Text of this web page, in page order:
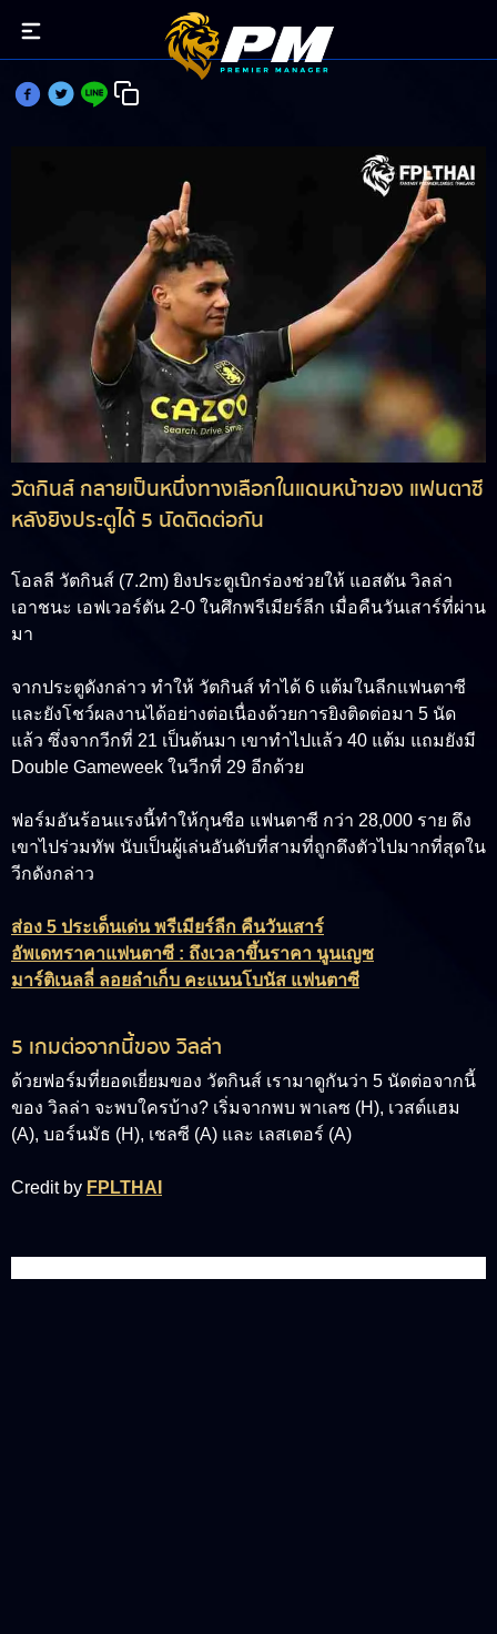
วัตกินส์ : อีกหนึ่งทางเลือกแดนหน้าแฟนตาซี
วัตกินส์ กลายเป็นหนึ่งทางเลือกในแดนหน้าของ แฟนตาซี
หลังยิงประตูได้ 5 นัดติดต่อกัน
โอลลี วัตกินส์ (7.2m) ยิงประตูเบิกร่องช่วยให้ แอสตัน วิลล่า
เอาชนะ เอฟเวอร์ตัน 2-0 ในศึกพรีเมียร์ลีก เมื่อคืนวันเสาร์ที่ผ่าน
มา
จากประตูดังกล่าว ทำให้ วัตกินส์ ทำได้ 6 แต้มในลีกแฟนตาซี
และยังโชว์ผลงานได้อย่างต่อเนื่องด้วยการยิงติดต่อมา 5 นัด
แล้ว ซึ่งจากวีกที่ 21 เป็นต้นมา เขาทำไปแล้ว 40 แต้ม แถมยังมี
Double Gameweek ในวีกที่ 29 อีกด้วย
ฟอร์มอันร้อนแรงนี้ทำให้กุนซือ แฟนตาซี กว่า 28,000 ราย ดึง
เขาไปร่วมทัพ นับเป็นผู้เล่นอันดับที่สามที่ถูกดึงตัวไปมากที่สุดใน
วีกดังกล่าว
ส่อง 5 ประเด็นเด่น พรีเมียร์ลีก คืนวันเสาร์
อัพเดทราคาแฟนตาซี : ถึงเวลาขึ้นราคา นูนเญซ
มาร์ติเนลลี่ ลอยลำเก็บ คะแนนโบนัส แฟนตาซี
5 เกมต่อจากนี้ของ วิลล่า
ด้วยฟอร์มที่ยอดเยี่ยมของ วัตกินส์ เรามาดูกันว่า 5 นัดต่อจากนี้
ของ วิลล่า จะพบใครบ้าง? เริ่มจากพบ พาเลซ (H), เวสต์แฮม
(A), บอร์นมัธ (H), เชลซี (A) และ เลสเตอร์ (A)
Credit by FPLTHAI